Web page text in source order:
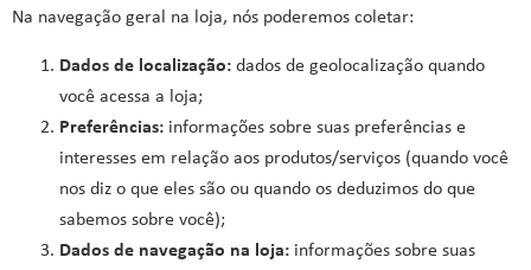
Na navegação geral na loja, nós poderemos coletar:
Dados de localização: dados de geolocalização quando
você acessa a loja;
Preferências: informações sobre suas preferências e
interesses em relação aos produtos/serviços (quando você
nos diz o que eles são ou quando os deduzimos do que
sabemos sobre você);
Dados de navegação na loja: informações sobre suas